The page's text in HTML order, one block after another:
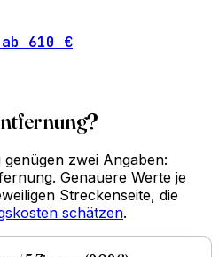
ab 610 €
zwei Angaben:
Genauere Werte je
Streckenseite, die
schätzen.